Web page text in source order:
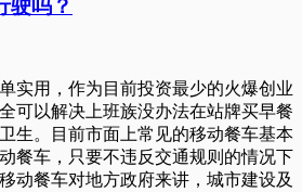
驶吗？
实用，作为目前投资最少的火爆创业
可以解决上班族没办法在站牌买早餐
生。目前市面上常见的移动餐车基本
餐车，只要不违反交通规则的情况下
动餐车对地方政府来讲，城市建设及